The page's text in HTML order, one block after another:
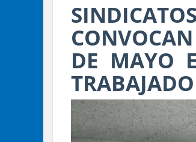
DE MAYO